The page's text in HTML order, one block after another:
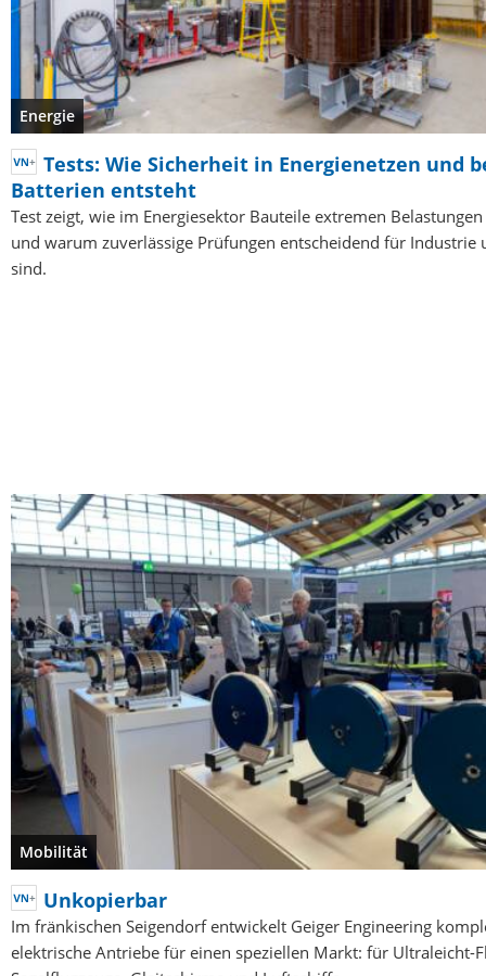
Energie
Tests: Wie Sicherheit in Energienetzen und
Batterien entsteht
Test zeigt, wie im Energiesektor Bauteile extremen
und warum zuverlässige Prüfungen entscheidend für Industrie
sind.
Mobilität
Unkopierbar
Im fränkischen Seigendorf entwickelt Geiger Engineering
elektrische Antriebe für einen speziellen Markt: für Ultraleicht-